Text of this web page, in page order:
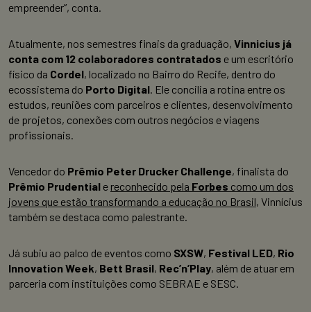
empreender”, conta.
Atualmente, nos semestres finais da graduação, Vinnicius já
conta com 12 colaboradores contratados e um escritório
físico da Cordel, localizado no Bairro do Recife, dentro do
ecossistema do Porto Digital. Ele concilia a rotina entre os
estudos, reuniões com parceiros e clientes, desenvolvimento
de projetos, conexões com outros negócios e viagens
profissionais.
Vencedor do Prêmio Peter Drucker Challenge, finalista do
Prêmio Prudential e reconhecido pela Forbes como um dos
jovens que estão transformando a educação no Brasil, Vinnícius
também se destaca como palestrante.
Já subiu ao palco de eventos como SXSW, Festival LED, Rio
Innovation Week, Bett Brasil, Rec’n’Play, além de atuar em
parceria com instituições como SEBRAE e SESC.